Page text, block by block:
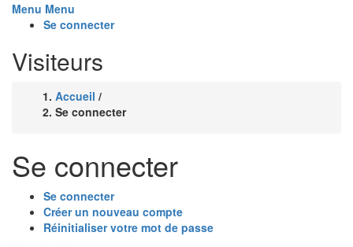
Menu Menu
Se connecter
Visiteurs
Fil
Accueil /
Se connecter
Se connecter
Onglets
Se connecter(onglet
actif)
Créer un nouveau compte
Réinitialiser votre mot de passe